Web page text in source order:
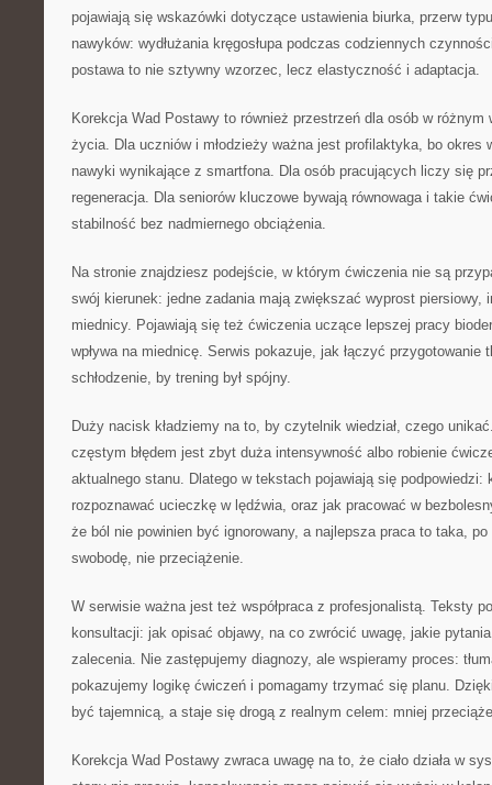
pojawiają się wskazówki dotyczące ustawienia biurka, przerw
nawyków: wydłużania kręgosłupa podczas codziennych
postawa to nie sztywny wzorzec, lecz elastyczność i adaptacja.
Korekcja Wad Postawy to również przestrzeń dla osób w
życia. Dla uczniów i młodzieży ważna jest profilaktyka, bo okres
nawyki wynikające z smartfona. Dla osób pracujących liczy się
regeneracja. Dla seniorów kluczowe bywają równowaga i takie
stabilność bez nadmiernego obciążenia.
Na stronie znajdziesz podejście, w którym ćwiczenia nie są
swój kierunek: jedne zadania mają zwiększać wyprost piersiowy,
miednicy. Pojawiają się też ćwiczenia uczące lepszej pracy
wpływa na miednicę. Serwis pokazuje, jak łączyć przygotowanie
schłodzenie, by trening był spójny.
Duży nacisk kładziemy na to, by czytelnik wiedział, czego
częstym błędem jest zbyt duża intensywność albo robienie
aktualnego stanu. Dlatego w tekstach pojawiają się
rozpoznawać ucieczkę w lędźwia, oraz jak pracować w
że ból nie powinien być ignorowany, a najlepsza praca to taka,
swobodę, nie przeciążenie.
W serwisie ważna jest też współpraca z profesjonalistą. Teksty
konsultacji: jak opisać objawy, na co zwrócić uwagę, jakie
zalecenia. Nie zastępujemy diagnozy, ale wspieramy proces:
pokazujemy logikę ćwiczeń i pomagamy trzymać się planu.
być tajemnicą, a staje się drogą z realnym celem: mniej
Korekcja Wad Postawy zwraca uwagę na to, że ciało działa w